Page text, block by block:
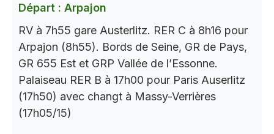
Départ : Arpajon
RV à 7h55 gare Austerlitz. RER C à 8h16 pour
Arpajon (8h55). Bords de Seine, GR de Pays,
GR 655 Est et GRP Vallée de l’Essonne.
Palaiseau RER B à 17h00 pour Paris Auserlitz
(17h50) avec changt à Massy-Verrières
(17h05/15)